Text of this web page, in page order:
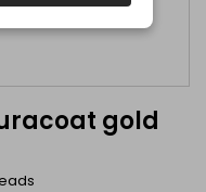
gold